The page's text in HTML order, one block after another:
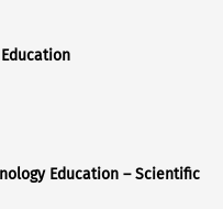
Education – Scientific